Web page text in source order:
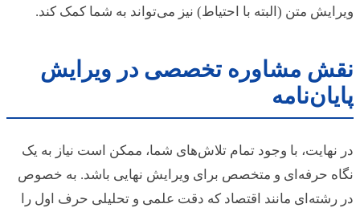
ویرایش متن (البته با احتیاط) نیز می‌تواند به شما کمک کند.
نقش مشاوره تخصصی در ویرایش
پایان‌نامه
در نهایت، با وجود تمام تلاش‌های شما، ممکن است نیاز به یک
نگاه حرفه‌ای و متخصص برای ویرایش نهایی باشد. به خصوص
در رشته‌ای مانند اقتصاد که دقت علمی و تحلیلی حرف اول را